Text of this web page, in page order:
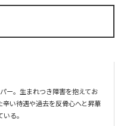
ー。生まれつき障害を抱えてお
辛い待遇や過去を反骨心へと昇華
る。